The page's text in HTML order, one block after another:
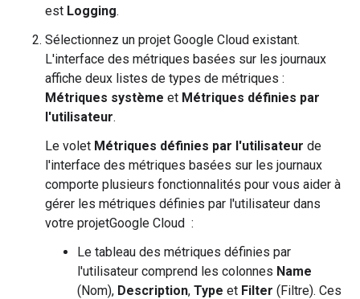
est Logging.
Sélectionnez un projet Google Cloud existant.
L'interface des métriques basées sur les journaux
affiche deux listes de types de métriques :
Métriques système et Métriques définies par
l'utilisateur.
Le volet Métriques définies par l'utilisateur de
l'interface des métriques basées sur les journaux
comporte plusieurs fonctionnalités pour vous aider à
gérer les métriques définies par l'utilisateur dans
votre projetGoogle Cloud :
Le tableau des métriques définies par
l'utilisateur comprend les colonnes Name
(Nom), Description, Type et Filter (Filtre). Ces